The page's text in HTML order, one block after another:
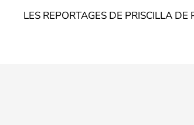
LES REPORTAGES DE PRISCILLA DE